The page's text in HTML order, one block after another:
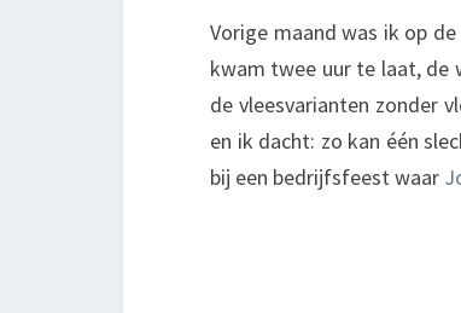
Vorige maand was ik op
kwam twee uur te laat, de
de vleesvarianten zonder
en ik dacht: zo kan één
bij een bedrijfsfeest waar